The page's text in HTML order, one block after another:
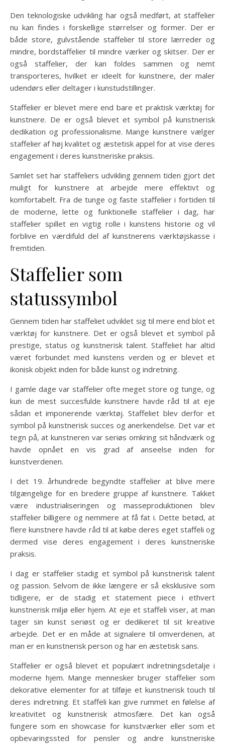
Den teknologiske udvikling har også medført, at staffelier
nu kan findes i forskellige størrelser og former. Der er
både store, gulvstående staffelier til store lærreder og
mindre, bordstaffelier til mindre værker og skitser. Der er
også staffelier, der kan foldes sammen og nemt
transporteres, hvilket er ideelt for kunstnere, der maler
udendørs eller deltager i kunstudstillinger.
Staffelier er blevet mere end bare et praktisk værktøj for
kunstnere. De er også blevet et symbol på kunstnerisk
dedikation og professionalisme. Mange kunstnere vælger
staffelier af høj kvalitet og æstetisk appel for at vise deres
engagement i deres kunstneriske praksis.
Samlet set har staffeliers udvikling gennem tiden gjort det
muligt for kunstnere at arbejde mere effektivt og
komfortabelt. Fra de tunge og faste staffelier i fortiden til
de moderne, lette og funktionelle staffelier i dag, har
staffelier spillet en vigtig rolle i kunstens historie og vil
forblive en værdifuld del af kunstnerens værktøjskasse i
fremtiden.
Staffelier som
statussymbol
Gennem tiden har staffeliet udviklet sig til mere end blot et
værktøj for kunstnere. Det er også blevet et symbol på
prestige, status og kunstnerisk talent. Staffeliet har altid
været forbundet med kunstens verden og er blevet et
ikonisk objekt inden for både kunst og indretning.
I gamle dage var staffelier ofte meget store og tunge, og
kun de mest succesfulde kunstnere havde råd til at eje
sådan et imponerende værktøj. Staffeliet blev derfor et
symbol på kunstnerisk succes og anerkendelse. Det var et
tegn på, at kunstneren var seriøs omkring sit håndværk og
havde opnået en vis grad af anseelse inden for
kunstverdenen.
I det 19. århundrede begyndte staffelier at blive mere
tilgængelige for en bredere gruppe af kunstnere. Takket
være industrialiseringen og masseproduktionen blev
staffelier billigere og nemmere at få fat i. Dette betød, at
flere kunstnere havde råd til at købe deres eget staffeli og
dermed vise deres engagement i deres kunstneriske
praksis.
I dag er staffelier stadig et symbol på kunstnerisk talent
og passion. Selvom de ikke længere er så eksklusive som
tidligere, er de stadig et statement piece i ethvert
kunstnerisk miljø eller hjem. At eje et staffeli viser, at man
tager sin kunst seriøst og er dedikeret til sit kreative
arbejde. Det er en måde at signalere til omverdenen, at
man er en kunstnerisk person og har en æstetisk sans.
Staffelier er også blevet et populært indretningsdetalje i
moderne hjem. Mange mennesker bruger staffelier som
dekorative elementer for at tilføje et kunstnerisk touch til
deres indretning. Et staffeli kan give rummet en følelse af
kreativitet og kunstnerisk atmosfære. Det kan også
fungere som en showcase for kunstværker eller som et
opbevaringssted for pensler og andre kunstneriske